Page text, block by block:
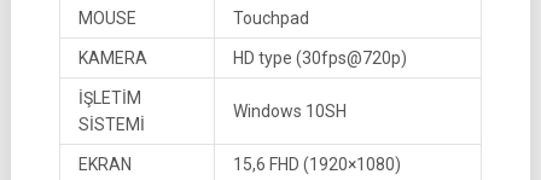
MOUSE Touchpad
KAMERA HD type (30fps@720p)
İŞLETİM
SİSTEMİ
Windows 10SH
EKRAN
15,6 FHD (1920×1080)